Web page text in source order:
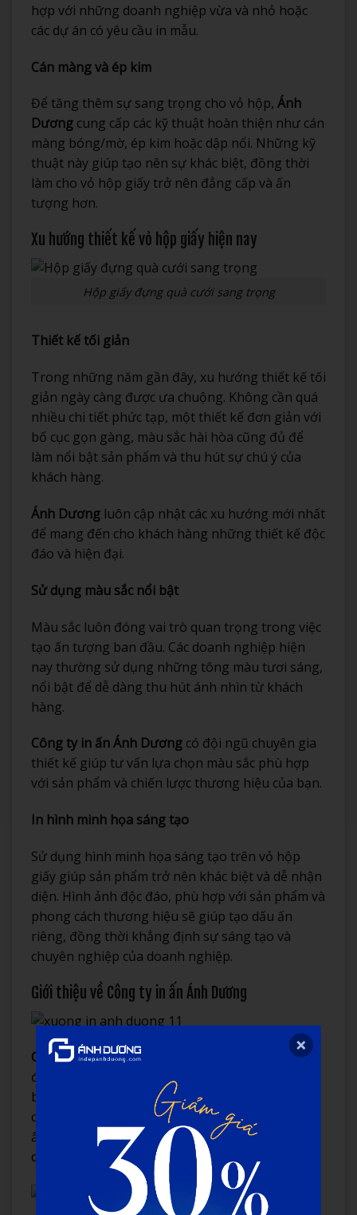
hợp với những doanh nghiệp vừa và nhỏ hoặc
các dự án có yêu cầu in mẫu.
Cán màng và ép kim
Để tăng thêm sự sang trọng cho vỏ hộp, Ánh
Dương cung cấp các kỹ thuật hoàn thiện như cán
màng bóng/mờ, ép kim hoặc dập nổi. Những kỹ
thuật này giúp tạo nên sự khác biệt, đồng thời
làm cho vỏ hộp giấy trở nên đẳng cấp và ấn
tượng hơn.
Xu hướng thiết kế vỏ hộp giấy hiện nay
Hộp giấy đựng quà cưới sang trọng
Thiết kế tối giản
Trong những năm gần đây, xu hướng thiết kế tối
giản ngày càng được ưa chuộng. Không cần quá
nhiều chi tiết phức tạp, một thiết kế đơn giản với
bố cục gọn gàng, màu sắc hài hòa cũng đủ để
làm nổi bật sản phẩm và thu hút sự chú ý của
khách hàng.
Ánh Dương luôn cập nhật các xu hướng mới nhất
để mang đến cho khách hàng những thiết kế độc
đáo và hiện đại.
Sử dụng màu sắc nổi bật
Màu sắc luôn đóng vai trò quan trọng trong việc
tạo ấn tượng ban đầu. Các doanh nghiệp hiện
nay thường sử dụng những tông màu tươi sáng,
nổi bật để dễ dàng thu hút ánh nhìn từ khách
hàng.
Công ty in ấn Ánh Dương có đội ngũ chuyên gia
thiết kế giúp tư vấn lựa chọn màu sắc phù hợp
với sản phẩm và chiến lược thương hiệu của bạn.
In hình minh họa sáng tạo
Sử dụng hình minh họa sáng tạo trên vỏ hộp
giấy giúp sản phẩm trở nên khác biệt và dễ nhận
diện. Hình ảnh độc đáo, phù hợp với sản phẩm và
phong cách thương hiệu sẽ giúp tạo dấu ấn
riêng, đồng thời khẳng định sự sáng tạo và
chuyên nghiệp của doanh nghiệp.
Giới thiệu về Công ty in ấn Ánh Dương
Công ty in ấn Ánh Dương
là một trong những
đơn vị hàng đầu trong lĩnh vực in ấn bao bì, đặc
biệt là vỏ hộp giấy. Với hơn 10 năm kinh nghiệm,
chúng tôi tự hào mang đến những giải pháp in
ấn tối ưu và chất lượng cao cho hàng ngàn
doanh nghiệp trong và ngoài nước.